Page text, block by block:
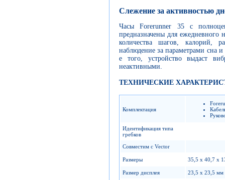
Слежение за активностью
Часы Forerunner 35 с
предназначены для
количества шагов, калорий,
наблюдение за параметрами сна
е того, устройство выдаст
неактивными.
ТЕХНИЧЕСКИЕ
Комплектация
Идентификация типа
гребков
Совместим с Vector
Размеры 35,5 х 40,7 х
Размер дисплея 23,5 х 23,5 мм